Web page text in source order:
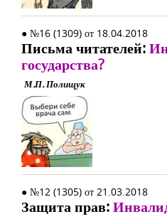
● №16 (1309) от 18.04.2018
Письма читателей:
государства?
М.П. Полищук
● №12 (1305) от 21.03.2018
Защита прав: